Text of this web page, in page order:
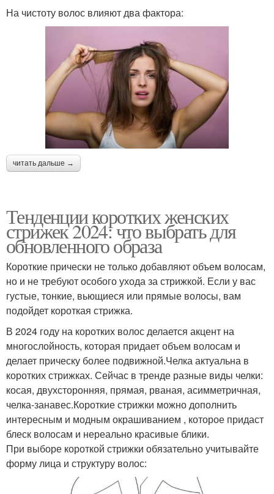
На чистоту волос влияют два фактора:
читать дальше →
Тенденции коротких женских
стрижек 2024: что выбрать для
обновленного образа
Короткие прически не только добавляют объем волосам,
но и не требуют особого ухода за стрижкой. Если у вас
густые, тонкие, вьющиеся или прямые волосы, вам
подойдет короткая стрижка.
В 2024 году на коротких волос делается акцент на
многослойность, которая придает объем волосам и
делает прическу более подвижной.Челка актуальна в
коротких стрижках. Сейчас в тренде разные виды челки:
косая, двухсторонняя, прямая, рваная, асимметричная,
челка-занавес.Короткие стрижки можно дополнить
интересным и модным окрашиванием , которое придаст
блеск волосам и нереально красивые блики.
При выборе короткой стрижки обязательно учитывайте
форму лица и структуру волос: